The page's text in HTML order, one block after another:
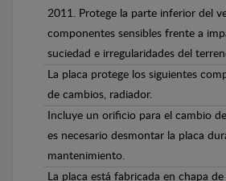
2011. Protege la parte inferior del
componentes sensibles frente a
suciedad e irregularidades del
La placa protege los siguientes
de cambios, radiador.
Incluye un orificio para el cambio
es necesario desmontar la placa
mantenimiento.
La placa está fabricada en chapa